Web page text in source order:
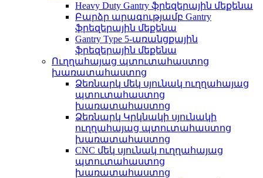
Heavy Duty Gantry ֆրեզերային մեքենա
Բարձր արագությամբ Gantry
ֆրեզերային մեքենա
Gantry Type 5-առանցքային
ֆրեզերային մեքենա
Ուղղահայաց պտուտահաստոց
խառատահաստոց
Ձեռնարկ մեկ սյունակ ուղղահայաց
պտուտահաստոց
խառատահաստոց
Ձեռնարկ Կրկնակի սյունակի
ուղղահայաց պտուտահաստոց
խառատահաստոց
CNC մեկ սյունակ ուղղահայաց
պտուտահաստոց
խառատահաստոց